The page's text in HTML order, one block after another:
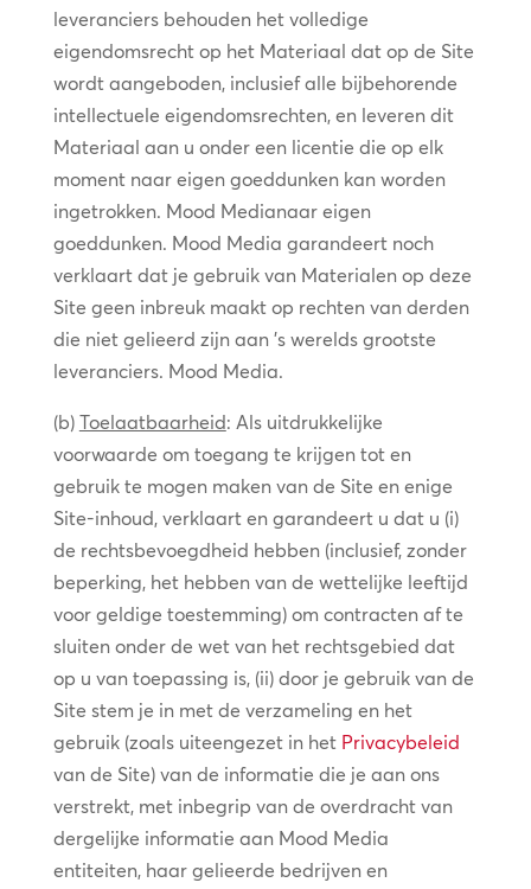
leveranciers behouden het volledige
eigendomsrecht op het Materiaal dat op de Site
wordt aangeboden, inclusief alle bijbehorende
intellectuele eigendomsrechten, en leveren dit
Materiaal aan u onder een licentie die op elk
moment naar eigen goeddunken kan worden
ingetrokken. Mood Medianaar eigen
goeddunken. Mood Media garandeert noch
verklaart dat je gebruik van Materialen op deze
Site geen inbreuk maakt op rechten van derden
die niet gelieerd zijn aan ’s werelds grootste
leveranciers. Mood Media.
(b) Toelaatbaarheid: Als uitdrukkelijke
voorwaarde om toegang te krijgen tot en
gebruik te mogen maken van de Site en enige
Site-inhoud, verklaart en garandeert u dat u (i)
de rechtsbevoegdheid hebben (inclusief, zonder
beperking, het hebben van de wettelijke leeftijd
voor geldige toestemming) om contracten af te
sluiten onder de wet van het rechtsgebied dat
op u van toepassing is, (ii) door je gebruik van de
Site stem je in met de verzameling en het
gebruik (zoals uiteengezet in het Privacybeleid
van de Site) van de informatie die je aan ons
verstrekt, met inbegrip van de overdracht van
dergelijke informatie aan Mood Media
entiteiten, haar gelieerde bedrijven en